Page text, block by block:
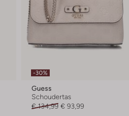
-30%
Guess
Schoudertas
€ 134,99 € 93,99